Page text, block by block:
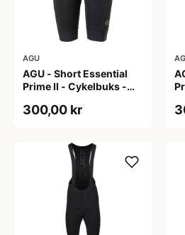
AGU
AGU - Short Essential
Prime II - Cykelbuks -
300,00 kr